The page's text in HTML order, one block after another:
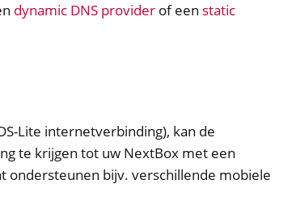
dynamic DNS provider of een static
Lite internetverbinding), kan de
te krijgen tot uw NextBox met een
ondersteunen bijv. verschillende mobiele